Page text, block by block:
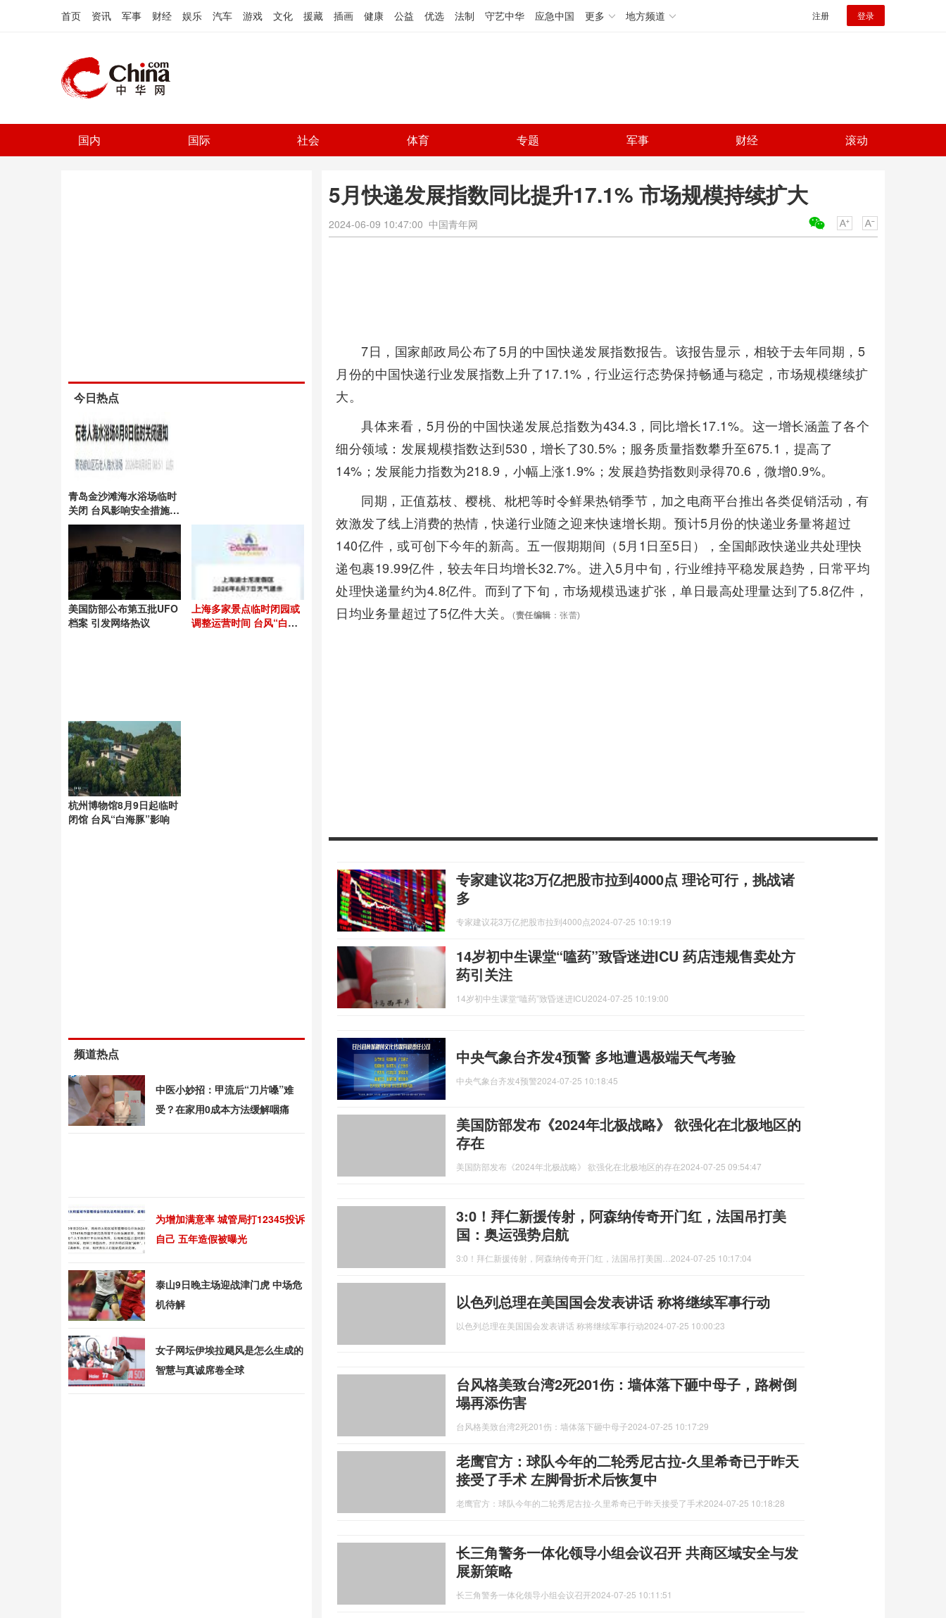
首页 资讯 军事 财经 娱乐 汽车 游戏 文化 援藏 插画 健康 公益 优选 法制 守艺中华 应急中国 更多 地方频道 注册 登录
国内 国际 社会 体育 专题 军事 财经 滚动
5月快递发展指数同比提升17.1% 市场规模持续扩大
2024-06-09 10:47:00 中国青年网
7日，国家邮政局公布了5月的中国快递发展指数报告。该报告显示，相较于去年同期，5
月份的中国快递行业发展指数上升了17.1%，行业运行态势保持畅通与稳定，市场规模继续扩
大。
具体来看，5月份的中国快递发展总指数为434.3，同比增长17.1%。这一增长涵盖了各个
细分领域：发展规模指数达到530，增长了30.5%；服务质量指数攀升至675.1，提高了
14%；发展能力指数为218.9，小幅上涨1.9%；发展趋势指数则录得70.6，微增0.9%。
同期，正值荔枝、樱桃、枇杷等时令鲜果热销季节，加之电商平台推出各类促销活动，有
效激发了线上消费的热情，快递行业随之迎来快速增长期。预计5月份的快递业务量将超过
140亿件，或可创下今年的新高。五一假期期间（5月1日至5日），全国邮政快递业共处理快
递包裹19.99亿件，较去年日均增长32.7%。进入5月中旬，行业维持平稳发展趋势，日常平均
处理快递量约为4.8亿件。而到了下旬，市场规模迅速扩张，单日最高处理量达到了5.8亿件，
日均业务量超过了5亿件大关。
(责任编辑 ：张蕾)
专家建议花3万亿把股市拉到4000点 理论可行，挑战诸
多
专家建议花3万亿把股市拉到4000点2024-07-25 10:19:19
14岁初中生课堂“嗑药”致昏迷进ICU 药店违规售卖处方
药引关注
14岁初中生课堂“嗑药”致昏迷进ICU2024-07-25 10:19:00
中央气象台齐发4预警 多地遭遇极端天气考验
中央气象台齐发4预警2024-07-25 10:18:45
美国防部发布《2024年北极战略》 欲强化在北极地区的
存在
美国防部发布《2024年北极战略》 欲强化在北极地区的存在2024-07-25 09:54:47
3:0！拜仁新援传射，阿森纳传奇开门红，法国吊打美
国：奥运强势启航
3:0！拜仁新援传射，阿森纳传奇开门红，法国吊打美国… 2024-07-25 10:17:04
以色列总理在美国国会发表讲话 称将继续军事行动
以色列总理在美国国会发表讲话 称将继续军事行动2024-07-25 10:00:23
台风格美致台湾2死201伤：墙体落下砸中母子，路树倒
塌再添伤害
台风格美致台湾2死201伤：墙体落下砸中母子2024-07-25 10:17:29
老鹰官方：球队今年的二轮秀尼古拉-久里希奇已于昨天
接受了手术 左脚骨折术后恢复中
老鹰官方：球队今年的二轮秀尼古拉-久里希奇已于昨天接受了手术2024-07-25 10:18:28
长三角警务一体化领导小组会议召开 共商区域安全与发
展新策略
长三角警务一体化领导小组会议召开2024-07-25 10:11:51
今日热点
青岛金沙滩海水浴场临时
关闭 台风影响安全措施升
级
美国防部公布第五批UFO
档案 引发网络热议
上海多家景点临时闭园或
调整运营时间 台风“白海
杭州博物馆8月9日起临时
闭馆 台风“白海豚”影响
频道热点
中医小妙招：甲流后“刀片嗓”难
受？在家用0成本方法缓解咽痛
为增加满意率 城管局打12345投诉
自己 五年造假被曝光
泰山9日晚主场迎战津门虎 中场危
机待解
女子网坛伊埃拉飓风是怎么生成的
智慧与真诚席卷全球